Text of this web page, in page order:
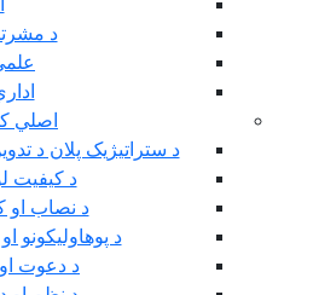
د
اصلي
د ستراتيژيک پلان د
د کيفيت
د نصاب او
د پوهاوليکونو
د دعوت او